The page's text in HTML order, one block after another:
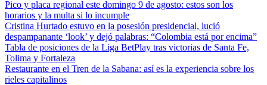
Pico y placa regional este domingo 9 de agosto: estos son los
horarios y la multa si lo incumple
Cristina Hurtado estuvo en la posesión presidencial, lució
despampanante ‘look’ y dejó palabras: “Colombia está por encima”
Tabla de posiciones de la Liga BetPlay tras victorias de Santa Fe,
Tolima y Fortaleza
Restaurante en el Tren de la Sabana: así es la experiencia sobre los
rieles capitalinos